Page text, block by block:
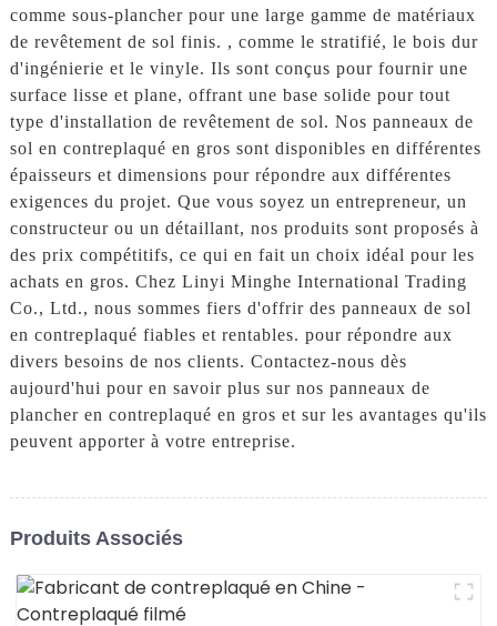
comme sous-plancher pour une large gamme de matériaux
de revêtement de sol finis. , comme le stratifié, le bois dur
d'ingénierie et le vinyle. Ils sont conçus pour fournir une
surface lisse et plane, offrant une base solide pour tout
type d'installation de revêtement de sol. Nos panneaux de
sol en contreplaqué en gros sont disponibles en différentes
épaisseurs et dimensions pour répondre aux différentes
exigences du projet. Que vous soyez un entrepreneur, un
constructeur ou un détaillant, nos produits sont proposés à
des prix compétitifs, ce qui en fait un choix idéal pour les
achats en gros. Chez Linyi Minghe International Trading
Co., Ltd., nous sommes fiers d'offrir des panneaux de sol
en contreplaqué fiables et rentables. pour répondre aux
divers besoins de nos clients. Contactez-nous dès
aujourd'hui pour en savoir plus sur nos panneaux de
plancher en contreplaqué en gros et sur les avantages qu'ils
peuvent apporter à votre entreprise.
Produits Associés